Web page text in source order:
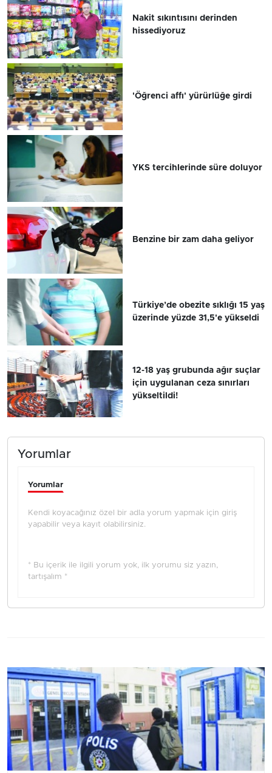
Nakit sıkıntısını derinden
hissediyoruz
'Öğrenci affı' yürürlüğe girdi
YKS tercihlerinde süre doluyor
Benzine bir zam daha geliyor
Türkiye’de obezite sıklığı 15 yaş
üzerinde yüzde 31,5'e yükseldi
12-18 yaş grubunda ağır suçlar
için uygulanan ceza sınırları
yükseltildi!
Yorumlar
Yorumlar
Kendi koyacağınız özel bir adla yorum yapmak için giriş
yapabilir veya kayıt olabilirsiniz.
* Bu içerik ile ilgili yorum yok, ilk yorumu siz yazın,
tartışalım *